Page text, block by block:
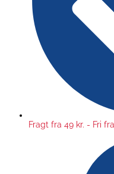
Fragt fra 49 kr. - Fri